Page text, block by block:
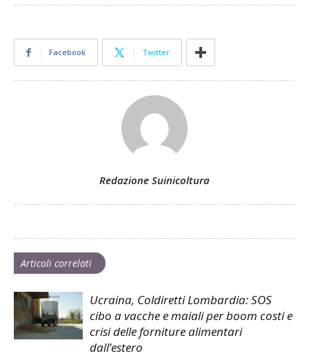
Facebook Twitter
Redazione Suinicoltura
Articoli correlati
Ucraina, Coldiretti Lombardia: SOS
cibo a vacche e maiali per boom costi e
crisi delle forniture alimentari
dall’estero